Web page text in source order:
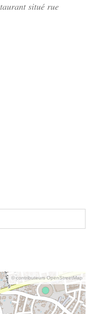
situé rue
© contributeurs OpenStreetMap